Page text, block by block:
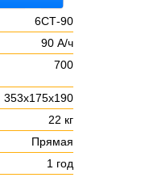
6СТ-90
90 А/ч
700
353х175х190
22 кг
Прямая
1 год